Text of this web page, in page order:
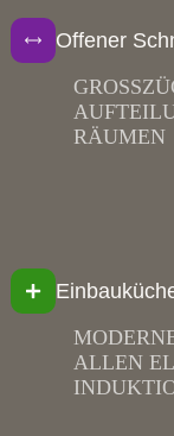
Offener
RÄUMEN
ALLEN